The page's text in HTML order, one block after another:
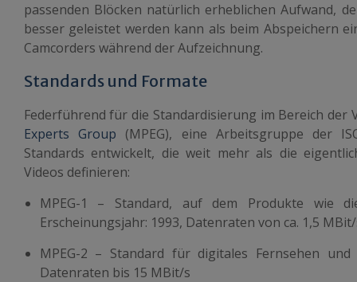
passenden Blöcken natürlich erheblichen Aufwand,
besser geleistet werden kann als beim Abspeichern
Camcorders während der Aufzeichnung.
Standards und Formate
Federführend für die Standardisierung im Bereich der
Experts Group (MPEG), eine Arbeitsgruppe der
Standards entwickelt, die weit mehr als die
Videos definieren:
MPEG-1
– Standard, auf dem Produkte wie
Erscheinungsjahr: 1993, Datenraten von ca. 1,5
MPEG-2 – Standard für digitales Fernsehen und
Datenraten bis 15 MBit/s